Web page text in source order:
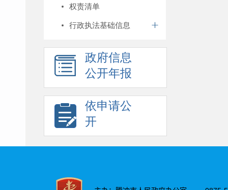
权责清单
行政执法基础信息
政府信息
公开年报
依申请公
开